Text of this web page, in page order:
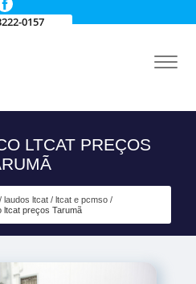
0157
LTCAT PREÇOS
laudos ltcat
ltcat e pcmso
ltcat preços Tarumã